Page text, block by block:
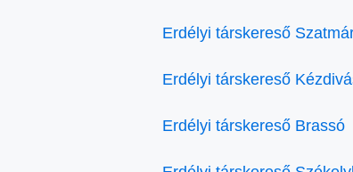
Erdélyi társkereső
Erdélyi társkereső
Erdélyi társkereső Brassó